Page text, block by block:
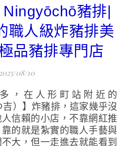
豬排|
職人級炸豬排美
品豬排專門店
2025/08/10
吉）】炸豬排，這家幾乎沒
信賴的小店，不靠網紅推
的就是紮實的職人手藝與
大，但一走進去就能看到